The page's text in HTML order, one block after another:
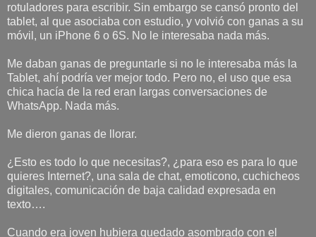
rotuladores para escribir. Sin embargo se cansó pronto del
tablet, al que asociaba con estudio, y volvió con ganas a su
móvil, un iPhone 6 o 6S. No le interesaba nada más.
Me daban ganas de preguntarle si no le interesaba más la
Tablet, ahí podría ver mejor todo. Pero no, el uso que esa
chica hacía de la red eran largas conversaciones de
WhatsApp. Nada más.
Me dieron ganas de llorar.
¿Esto es todo lo que necesitas?, ¿para eso es para lo que
quieres Internet?, una sala de chat, emoticono, cuchicheos
digitales, comunicación de baja calidad expresada en
texto….
Cuando era joven hubiera quedado asombrado con el